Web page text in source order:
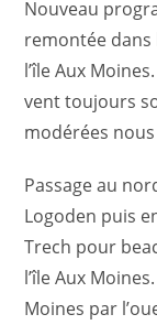
Nouveau
remontée
l’île Aux Moines.
vent toujours
modérées
Passage au
Logoden puis
Trech pour
l’île Aux
Moines par